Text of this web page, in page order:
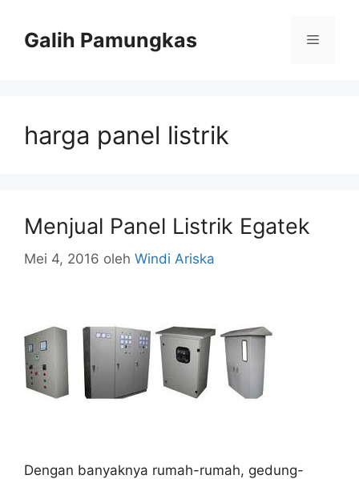
Galih Pamungkas Menu
harga panel listrik
Menjual Panel Listrik Egatek
Mei 4, 2016 oleh Windi Ariska
Dengan banyaknya rumah-rumah, gedung-